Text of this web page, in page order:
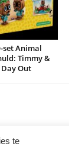
set Animal
Timmy &
Day Out
te